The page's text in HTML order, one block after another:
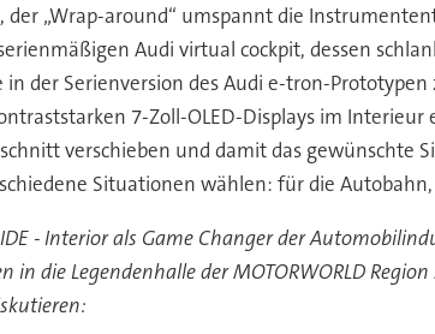
der „Wrap-around“ umspannt die
Audi virtual cockpit, dessen
in der Serienversion des Audi e-tron-
7-Zoll-OLED-Displays im Interieur
verschieben und damit das gewünschte
Situationen wählen: für die
- Interior als Game Changer der
in die Legendenhalle der MOTORWORLD